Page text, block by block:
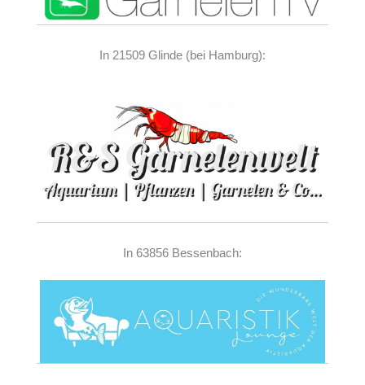
In 21509 Glinde (bei Hamburg):
In 63856 Bessenbach: